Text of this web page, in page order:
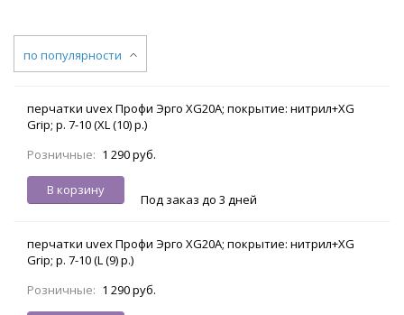
по популярности
перчатки uvex Профи Эрго XG20A; покрытие: нитрил+XG
Grip; р. 7-10 (XL (10) р.)
Розничные: 1 290 руб.
В корзину
Под заказ до 3 дней
перчатки uvex Профи Эрго XG20A; покрытие: нитрил+XG
Grip; р. 7-10 (L (9) р.)
Розничные: 1 290 руб.